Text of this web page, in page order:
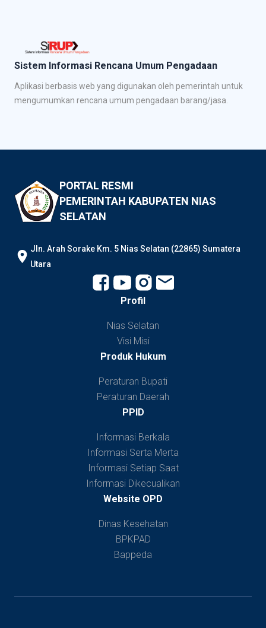
Sistem Informasi Rencana Umum Pengadaan
Aplikasi berbasis web yang digunakan oleh pemerintah untuk
mengumumkan rencana umum pengadaan barang/jasa.
PORTAL RESMI
PEMERINTAH KABUPATEN NIAS
SELATAN
JIn. Arah Sorake Km. 5 Nias Selatan (22865) Sumatera
Utara
Profil
Nias Selatan
Visi Misi
Produk Hukum
Peraturan Bupati
Peraturan Daerah
PPID
Informasi Berkala
Informasi Serta Merta
Informasi Setiap Saat
Informasi Dikecualikan
Website OPD
Dinas Kesehatan
BPKPAD
Bappeda